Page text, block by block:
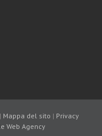
Mappa del sito | Privacy
Web Agency